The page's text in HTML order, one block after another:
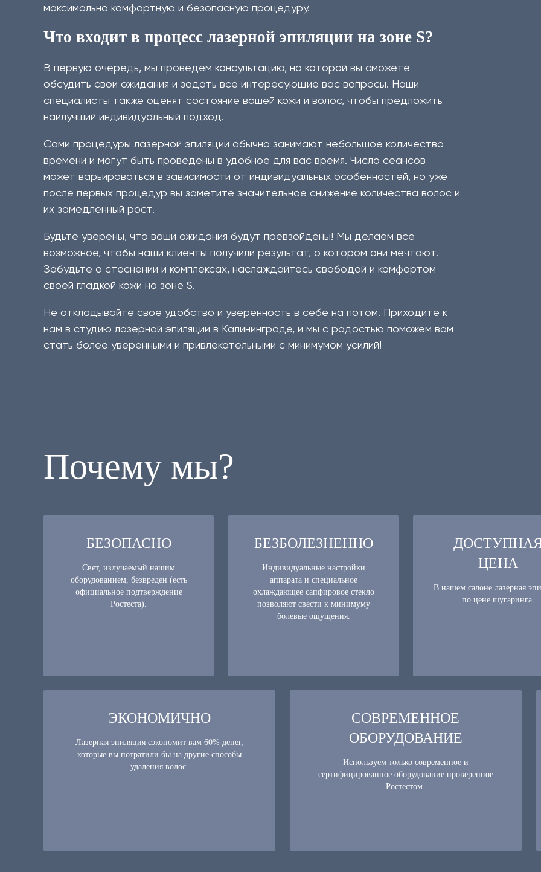
максимально комфортную и безопасную процедуру.
Что входит в процесс лазерной эпиляции на зоне S?
В первую очередь, мы проведем консультацию, на которой вы сможете
обсудить свои ожидания и задать все интересующие вас вопросы. Наши
специалисты также оценят состояние вашей кожи и волос, чтобы предложить
наилучший индивидуальный подход.
Сами процедуры лазерной эпиляции обычно занимают небольшое количество
времени и могут быть проведены в удобное для вас время. Число сеансов
может варьироваться в зависимости от индивидуальных особенностей, но уже
после первых процедур вы заметите значительное снижение количества волос и
их замедленный рост.
Будьте уверены, что ваши ожидания будут превзойдены! Мы делаем все
возможное, чтобы наши клиенты получили результат, о котором они мечтают.
Забудьте о стеснении и комплексах, наслаждайтесь свободой и комфортом
своей гладкой кожи на зоне S.
Не откладывайте свое удобство и уверенность в себе на потом. Приходите к
нам в студию лазерной эпиляции в Калининграде, и мы с радостью поможем вам
стать более уверенными и привлекательными с минимумом усилий!
Почему мы?
БЕЗОПАСНО
Свет, излучаемый нашим
оборудованием, безвреден (есть
официальное подтверждение
Ростеста).
БЕЗБОЛЕЗНЕННО
Индивидуальные настройки
аппарата и специальное
охлаждающее сапфировое стекло
позволяют свести к минимуму
болевые ощущения.
ЦЕНА
В нашем салоне лазерная
по цене шугаринга.
ЭКОНОМИЧНО
Лазерная эпиляция сэкономит вам 60% денег,
которые вы потратили бы на другие способы
удаления волос.
СОВРЕМЕННОЕ
ОБОРУДОВАНИЕ
Используем только современное и
сертифицированное оборудование проверенное
Ростестом.